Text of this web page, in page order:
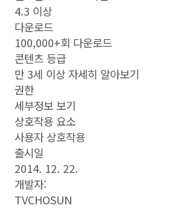
4.3 이상
다운로드
100,000+회 다운로드
콘텐츠 등급
만 3세 이상 자세히 알아보기
권한
세부정보 보기
상호작용 요소
사용자 상호작용
출시일
2014. 12. 22.
개발자:
TVCHOSUN